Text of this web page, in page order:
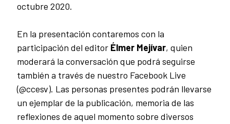
octubre 2020.
En la presentación contaremos con la
participación del editor Élmer Mejívar, quien
moderará la conversación que podrá seguirse
también a través de nuestro Facebook Live
(@ccesv). Las personas presentes podrán llevarse
un ejemplar de la publicación, memoria de las
reflexiones de aquel momento sobre diversos